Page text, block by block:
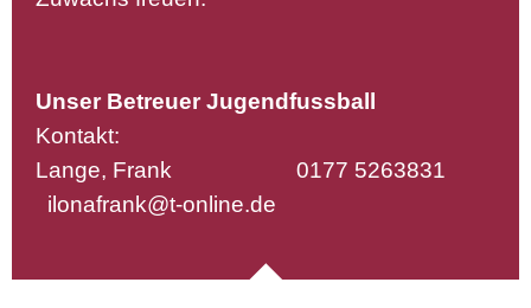
Unser Betreuer Jugendfussball
Kontakt:
Lange, Frank 0177 5263831
ilonafrank@t-online.de